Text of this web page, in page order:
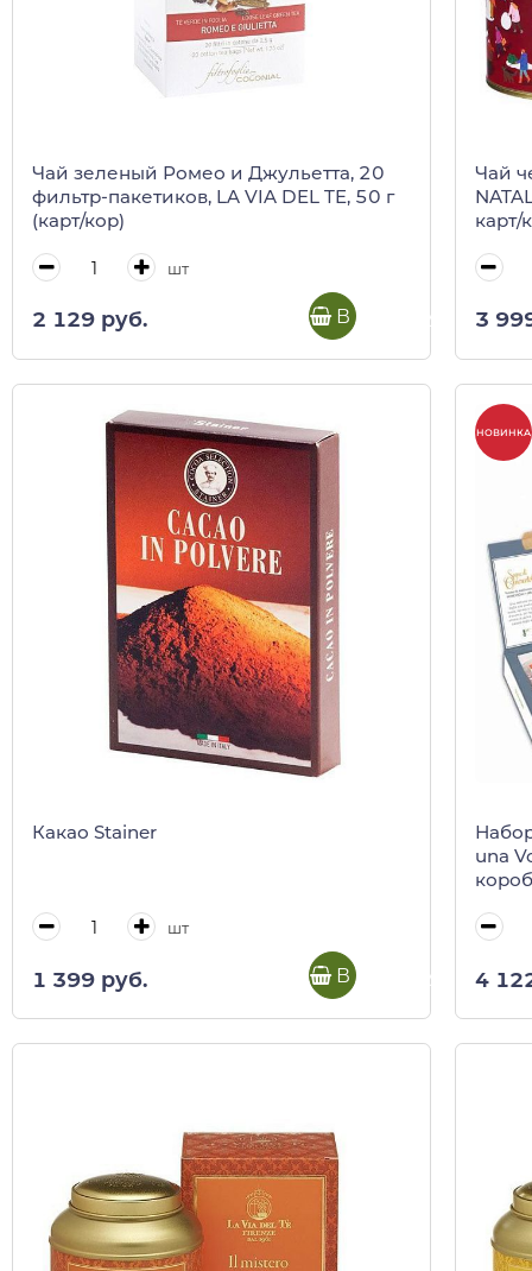
Чай зеленый Ромео и Джульетта, 20
фильтр-пакетиков, LA VIA DEL TE, 50 г
(карт/кор)
шт
2 129 руб. В корзину
Чай
карт/
3
Какао Stainer
шт
1 399 руб. В корзину
НОВИНКА
una
4